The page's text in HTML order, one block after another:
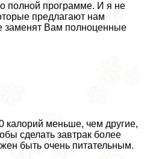
полной программе. И я не
предлагают нам
заменят Вам полноценные
калорий меньше, чем другие,
сделать завтpaк более
быть очень питательным.